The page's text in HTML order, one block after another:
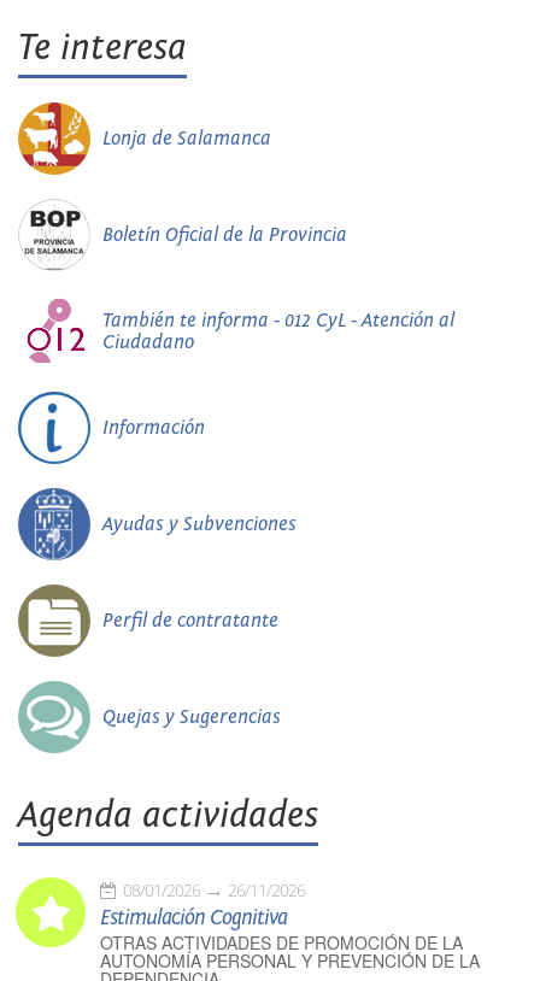
Te interesa
Lonja de Salamanca
Boletín Oficial de la Provincia
También te informa - 012 CyL - Atención al
Ciudadano
Información
Ayudas y Subvenciones
Perfil de contratante
Quejas y Sugerencias
Agenda actividades
08/01/2026 26/11/2026
Estimulación Cognitiva
OTRAS ACTIVIDADES DE PROMOCIÓN DE LA
AUTONOMÍA PERSONAL Y PREVENCIÓN DE LA